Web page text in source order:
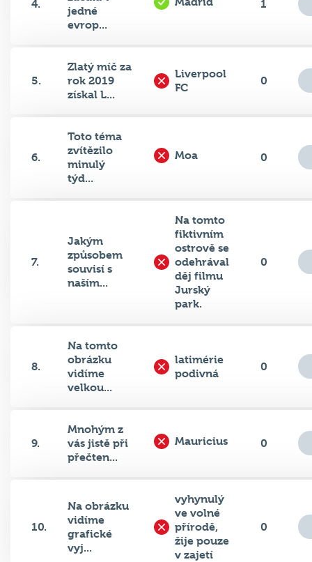
4.
jedné
evrop...
1
5.
Zlatý míč za
rok 2019
získal L...
Liverpool
FC
0
6.
Toto téma
zvítězilo
minulý
týd...
Moa 0
7.
Jakým
způsobem
souvisí s
naším...
Na tomto
fiktivním
ostrově se
odehrával
děj filmu
Jurský
park.
0
8.
Na tomto
obrázku
vidíme
velkou...
latimérie
podivná
0
9.
Mnohým z
vás jistě při
přečten...
Mauricius 0
10.
Na obrázku
vidíme
grafické
vyj...
vyhynulý
ve volné
přírodě,
žije pouze
v zajetí
0